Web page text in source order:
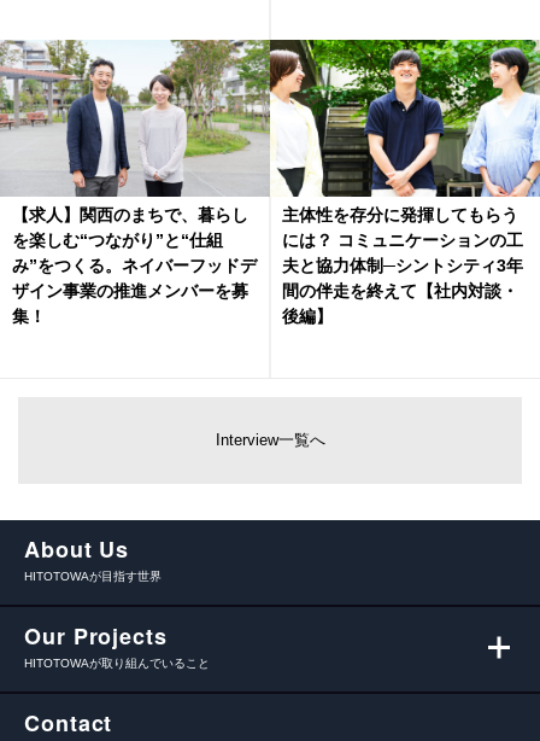
【求人】関西のまちで、暮らし
を楽しむ“つながり”と“仕組
み”をつくる。ネイバーフッドデ
ザイン事業の推進メンバーを募
集！
主体性を存分に発揮してもらう
には？ コミュニケーションの工
夫と協力体制─シントシティ3年
間の伴走を終えて【社内対談・
後編】
Interview一覧へ
About Us
HITOTOWAが目指す世界
Our Projects
HITOTOWAが取り組んでいること
Contact